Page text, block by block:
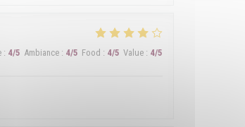
: 4/5 Ambiance : 4/5 Food : 4/5 Value : 4/5